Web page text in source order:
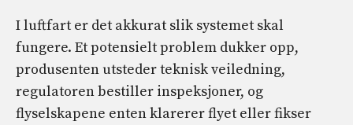
I luftfart er det akkurat slik systemet skal
fungere. Et potensielt problem dukker opp,
produsenten utsteder teknisk veiledning,
regulatoren bestiller inspeksjoner, og
flyselskapene enten klarerer flyet eller fikser